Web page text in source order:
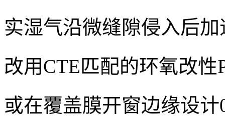
实湿气沿微缝隙侵入后
改用CTE匹配的环氧改
或在覆盖膜开窗边缘设计